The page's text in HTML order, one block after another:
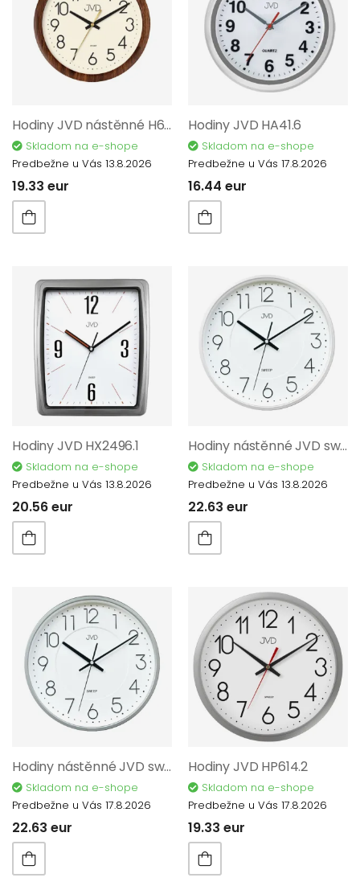
Hodiny JVD nástěnné H608.3
Skladom na e-shope
Predbežne u Vás 13.8.2026
19.33 eur
Hodiny JVD HA41.6
Skladom na e-shope
Predbežne u Vás 17.8.2026
16.44 eur
Hodiny JVD HX2496.1
Skladom na e-shope
Predbežne u Vás 13.8.2026
20.56 eur
Hodiny nástěnné JVD sweep bílé HX2495.2
Skladom na e-shope
Predbežne u Vás 13.8.2026
22.63 eur
Hodiny nástěnné JVD sweep šedé HX2495.1
Skladom na e-shope
Predbežne u Vás 17.8.2026
22.63 eur
Hodiny JVD HP614.2
Skladom na e-shope
Predbežne u Vás 17.8.2026
19.33 eur